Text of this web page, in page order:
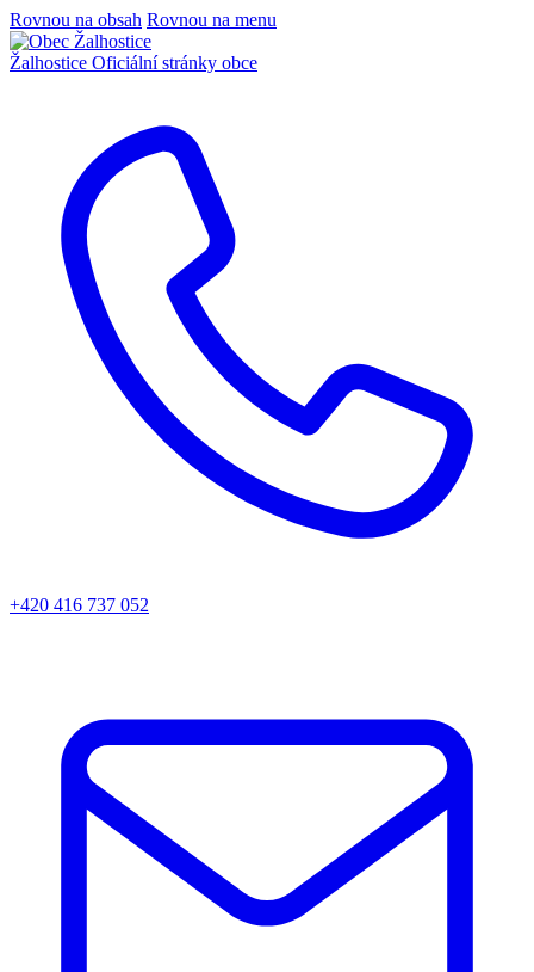
Rovnou na obsah Rovnou na menu
Žalhostice Oficiální stránky obce
+420 416 737 052